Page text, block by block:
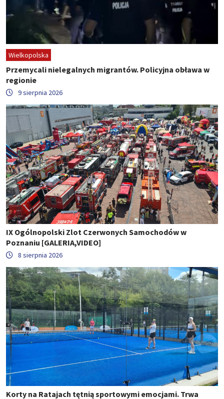
Wielkopolska
Przemycali nielegalnych migrantów. Policyjna obława w
regionie
9 sierpnia 2026
IX Ogólnopolski Zlot Czerwonych Samochodów w
Poznaniu [GALERIA,VIDEO]
8 sierpnia 2026
Korty na Ratajach tętnią sportowymi emocjami. Trwa